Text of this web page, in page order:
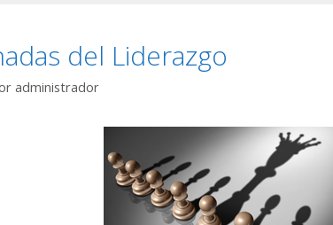
del Liderazgo
administrador